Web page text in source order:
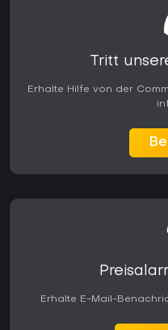
Tritt
Erhalte Hilfe von der
Erhalte E-Mail-